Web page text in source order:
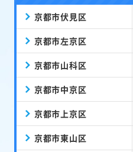
京都市伏見区
京都市左京区
京都市山科区
京都市中京区
京都市上京区
京都市東山区